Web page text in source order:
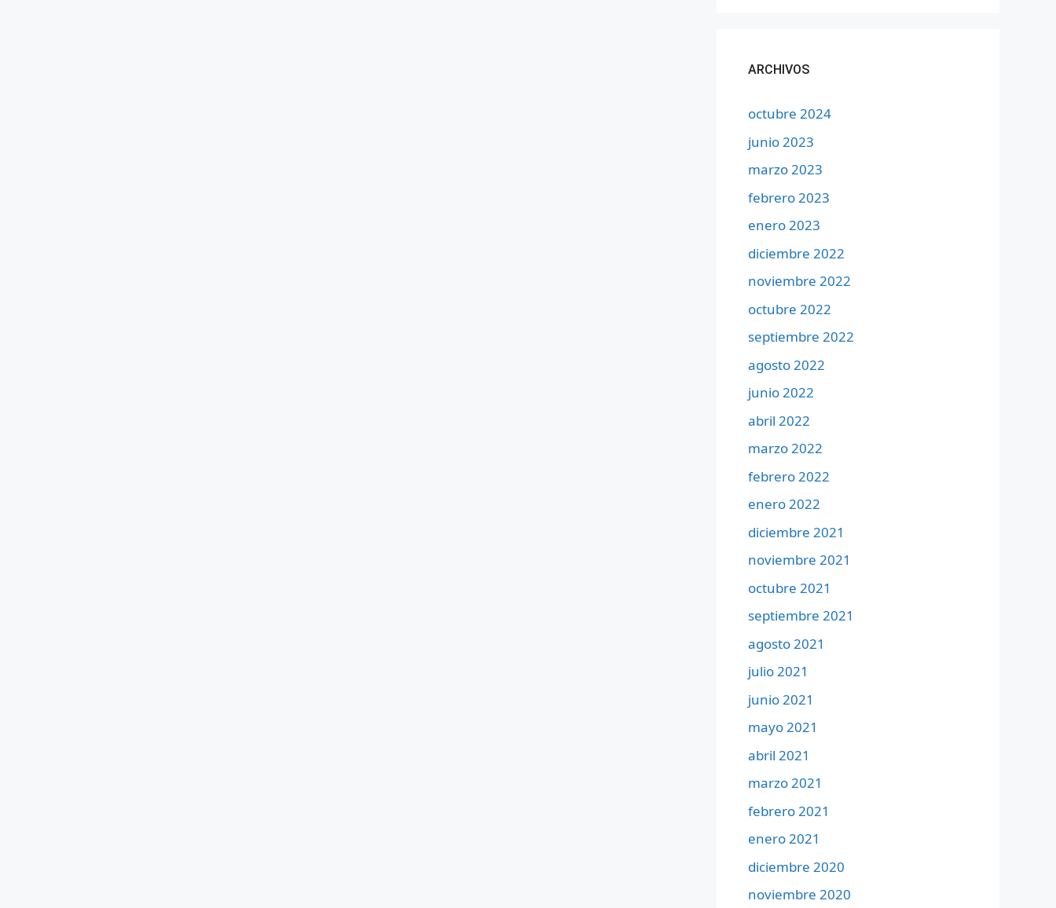
ARCHIVOS
octubre 2024
junio 2023
marzo 2023
febrero 2023
enero 2023
diciembre 2022
noviembre 2022
octubre 2022
septiembre 2022
agosto 2022
junio 2022
abril 2022
marzo 2022
febrero 2022
enero 2022
diciembre 2021
noviembre 2021
octubre 2021
septiembre 2021
agosto 2021
julio 2021
junio 2021
mayo 2021
abril 2021
marzo 2021
febrero 2021
enero 2021
diciembre 2020
noviembre 2020